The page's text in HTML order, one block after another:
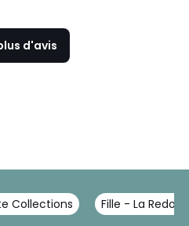
d'avis
Collections Fille - La